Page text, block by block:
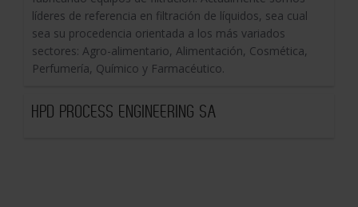
líderes de referencia en filtración de líquidos, sea cual
sea su procedencia orientada a los más variados
sectores: Agro-alimentario, Alimentación, Cosmética,
Perfumería, Químico y Farmacéutico.
HPD PROCESS ENGINEERING SA